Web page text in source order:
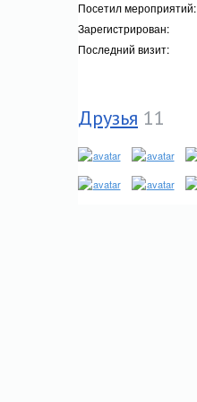
Посетил мероприятий:
Зарегистрирован:
Последний визит:
Друзья 11